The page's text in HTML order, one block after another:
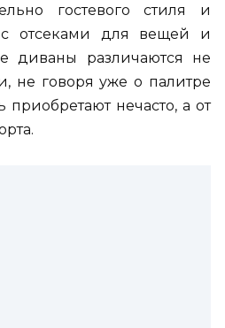
гостевого стиля и
с отсеками для вещей и
диваны различаются не
не говоря уже о палитре
нечасто, а от